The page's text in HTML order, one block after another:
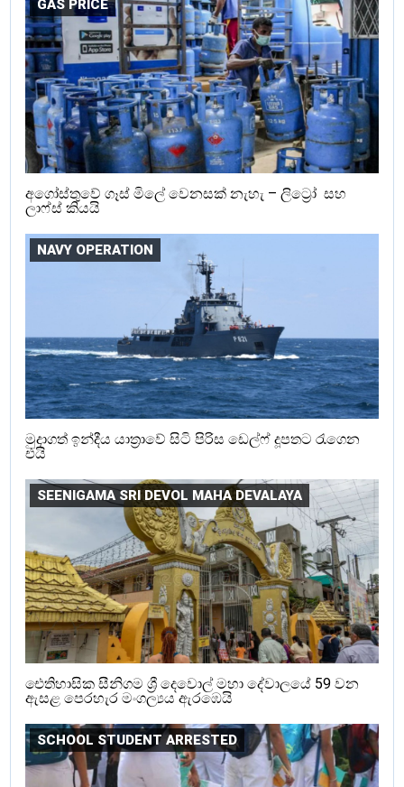
GAS PRICE
අගෝස්තුවේ ගෑස් මිලේ වෙනසක් නැහැ – ලිට්‍රෝ සහ
ලාෆ්ස් කියයි
NAVY OPERATION
මුදාගත් ඉන්දීය යාත්‍රාවේ සිටි පිරිස ඩෙල්ෆ් දූපතට රැගෙන
එයි
SEENIGAMA SRI DEVOL MAHA DEVALAYA
ඓතිහාසික සීනිගම ශ්‍රී දෙවොල් මහා දේවාලයේ 59 වන
ඇසළ පෙරහැර මංගල්‍යය ඇරඹෙයි
SCHOOL STUDENT ARRESTED